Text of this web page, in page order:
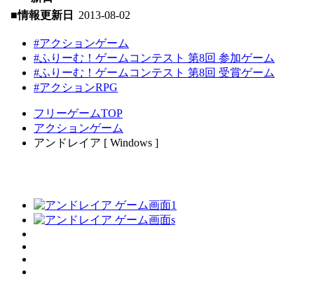
■情報更新日
2013-08-02
#アクションゲーム
#ふりーむ！ゲームコンテスト 第8回 参加ゲーム
#ふりーむ！ゲームコンテスト 第8回 受賞ゲーム
#アクションRPG
フリーゲームTOP
アクションゲーム
アンドレイア [ Windows ]